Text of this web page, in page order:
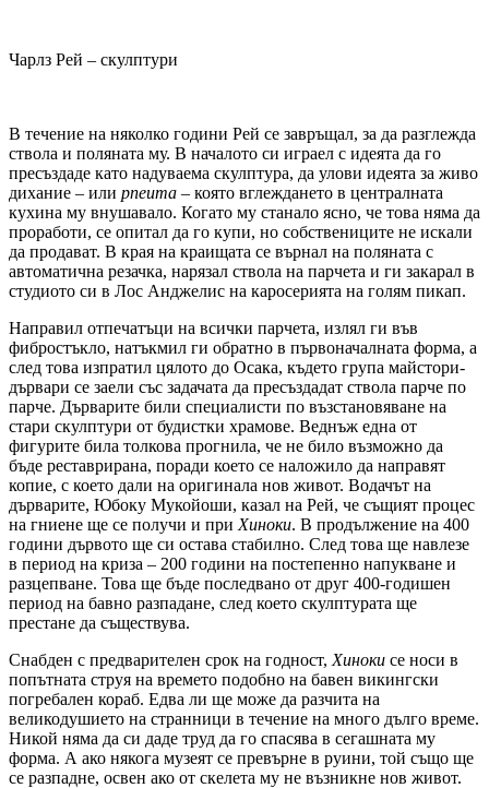
Чарлз Рей – скулптури
В течение на няколко години Рей се завръщал, за да разглежда
ствола и поляната му. В началото си играел с идеята да го
пресъздаде като надуваема скулптура, да улови идеята за живо
дихание – или pneuma – която вглеждането в централната
кухина му внушавало. Когато му станало ясно, че това няма да
проработи, се опитал да го купи, но собствениците не искали
да продават. В края на краищата се върнал на поляната с
автоматична резачка, нарязал ствола на парчета и ги закарал в
студиото си в Лос Анджелис на каросерията на голям пикап.
Направил отпечатъци на всички парчета, излял ги във
фибростъкло, натъкмил ги обратно в първоначалната форма, а
след това изпратил цялото до Осака, където група майстори-
дървари се заели със задачата да пресъздадат ствола парче по
парче. Дърварите били специалисти по възстановяване на
стари скулптури от будистки храмове. Веднъж една от
фигурите била толкова прогнила, че не било възможно да
бъде реставрирана, поради което се наложило да направят
копие, с което дали на оригинала нов живот. Водачът на
дърварите, Юбоку Мукойоши, казал на Рей, че същият процес
на гниене ще се получи и при Хиноки. В продължение на 400
години дървото ще си остава стабилно. След това ще навлезе
в период на криза – 200 години на постепенно напукване и
разцепване. Това ще бъде последвано от друг 400-годишен
период на бавно разпадане, след което скулптурата ще
престане да съществува.
Снабден с предварителен срок на годност, Хиноки се носи в
попътната струя на времето подобно на бавен викингски
погребален кораб. Едва ли ще може да разчита на
великодушието на странници в течение на много дълго време.
Никой няма да си даде труд да го спасява в сегашната му
форма. А ако някога музеят се превърне в руини, той също ще
се разпадне, освен ако от скелета му не възникне нов живот.